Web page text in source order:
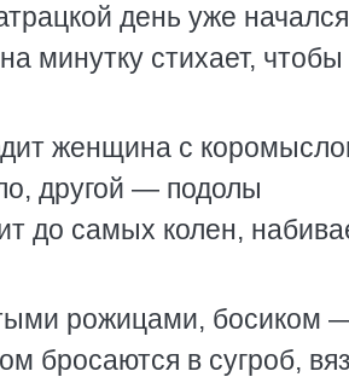
день уже
минутку стихает, чтобы
женщина с
другой — подолы
до самых колен,
рожицами, босиком
бросаются в сугроб,